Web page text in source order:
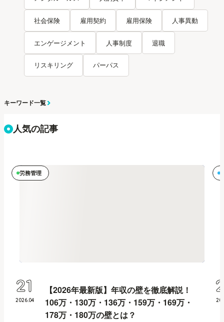
社会保険 雇用契約 雇用保険 人事異動
エンゲージメント 人事制度 退職
リスキリング パーパス
キーワード一覧
人気の記事
労務管理
【2026年最新版】年収の壁を徹底解説！
106万・130万・136万・159万・169万・
178万・180万の壁とは？
2026.04
21